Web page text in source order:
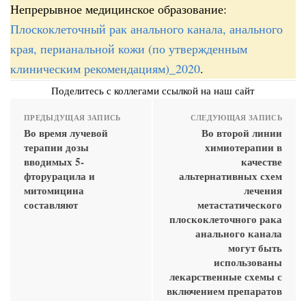
Непрерывное медицинское образование:
Плоскоклеточный рак анального канала, анального
края, перианальной кожи (по утвержденным
клиническим рекомендациям)_2020.
Поделитесь с коллегами ссылкой на наш сайт
ПРЕДЫДУЩАЯ ЗАПИСЬ
Во время лучевой
терапии дозы
вводимых 5-
фторурацила и
митомицина
составляют
СЛЕДУЮЩАЯ ЗАПИСЬ
Во второй линии
химиотерапии в
качестве
альтернативных схем
лечения
метастатического
плоскоклеточного рака
анального канала
могут быть
использованы
лекарственные схемы с
включением препаратов